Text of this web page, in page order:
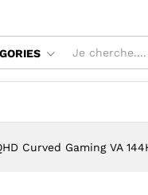
Curved Gaming VA